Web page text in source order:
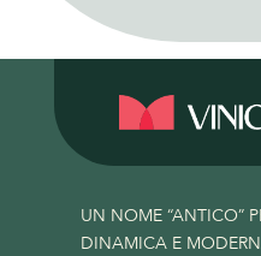
UN NOME “ANTICO”
DINAMICA E